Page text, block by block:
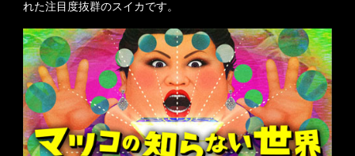
れた注目度抜群のスイカです。